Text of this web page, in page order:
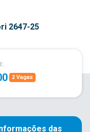
2647-25
2 Vagas
das